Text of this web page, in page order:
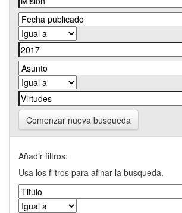
Comenzar nueva busqueda
Añadir filtros:
Usa los filtros para afinar la busqueda.